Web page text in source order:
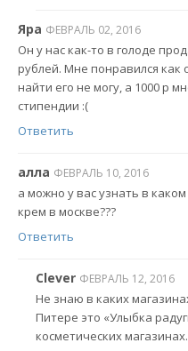
Яра ФЕВРАЛЬ 02, 2016
Он у нас как-то в голоде
рублей. Мне понравился как
найти его не могу, а 1000 р
стипендии :(
Ответить
алла ФЕВРАЛЬ 10, 2016
а можно у вас узнать в
крем в москве???
Ответить
Clever ФЕВРАЛЬ 12, 2016
Не знаю в каких
Питере это «Улыбка
косметических магазинах.